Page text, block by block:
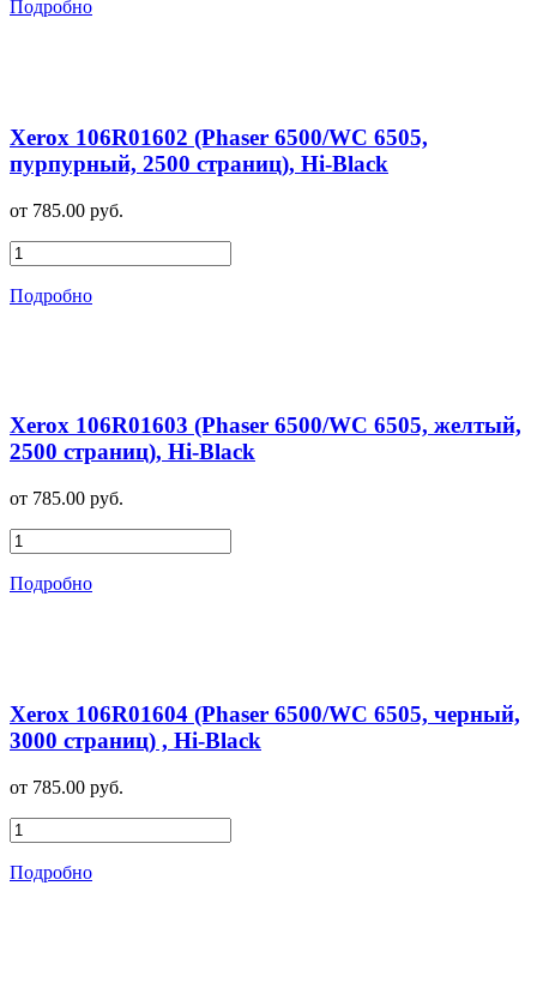
Подробно
Xerox 106R01602 (Phaser 6500/WC 6505,
пурпурный, 2500 страниц), Hi-Black
от 785.00 руб.
Подробно
Xerox 106R01603 (Phaser 6500/WC 6505, желтый,
2500 страниц), Hi-Black
от 785.00 руб.
Подробно
Xerox 106R01604 (Phaser 6500/WC 6505, черный,
3000 страниц) , Hi-Black
от 785.00 руб.
Подробно